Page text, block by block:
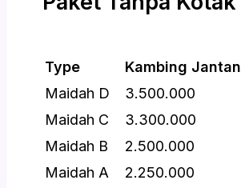
Type Kambing Jantan
Maidah D
3.500.000
Maidah C
3.300.000
Maidah B
2.500.000
Maidah A
2.250.000